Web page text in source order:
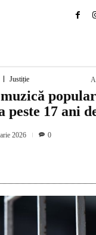
Justiție
peste 17 ani
2026 0